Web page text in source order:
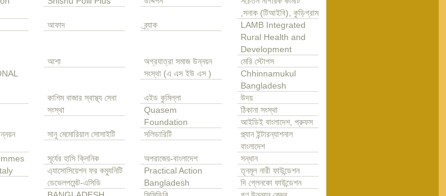
,সনাক (টিআইবি), কুড়িগ্রাম
আফাদ ব্র্যাক
LAMB Integrated
Rural Health and
Development
আশা
অগ্রযাত্রা সমাজ উন্নয়ন
সংস্থা (এ এস ইউ এস )
মেরি স্টোপস
Chhinnamukul
Bangladesh
কাশিম বাজার স্বাস্থ্য সেবা
সংস্থা
এইড কুমিল্লা
উদয়
Quasem
Foundation
ঠিকানা সংস্থা
আইডিই বাংলাদেশ, প্রুফস
সানু মেমোরিয়াল সোসাইটি সলিডারিটি
প্ল্যান ইন্টারন্যাশনাল
বাংলাদেশ
সূর্যের হাসি ক্লিনিক অপরাজেয়-বাংলাদেশ
সন্ধান
এ্যাসোসিয়েশন ফর কম্যুনিটি
ডেভেলপমেন্ট-এসিডি
Practical Action
Bangladesh
তৃনমূল নারী ফাউন্ডেশন
দি গ্লেনকো ফাউন্ডেশন